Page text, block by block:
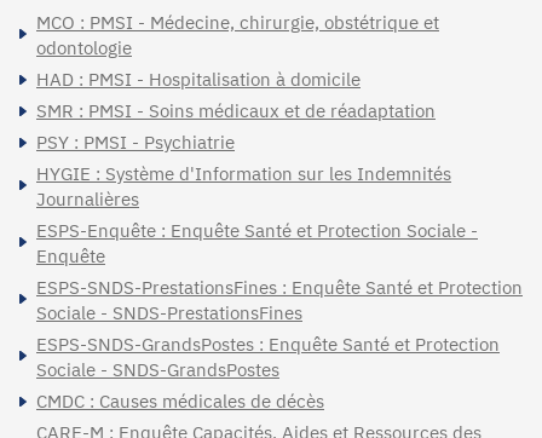
MCO : PMSI - Médecine, chirurgie, obstétrique et
odontologie
HAD : PMSI - Hospitalisation à domicile
SMR : PMSI - Soins médicaux et de réadaptation
PSY : PMSI - Psychiatrie
HYGIE : Système d'Information sur les Indemnités
Journalières
ESPS-Enquête : Enquête Santé et Protection Sociale -
Enquête
ESPS-SNDS-PrestationsFines : Enquête Santé et Protection
Sociale - SNDS-PrestationsFines
ESPS-SNDS-GrandsPostes : Enquête Santé et Protection
Sociale - SNDS-GrandsPostes
CMDC : Causes médicales de décès
CARE-M : Enquête Capacités, Aides et Ressources des